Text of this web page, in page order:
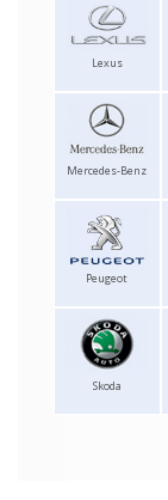
Lexus
Mercedes-Benz
Peugeot
Skoda